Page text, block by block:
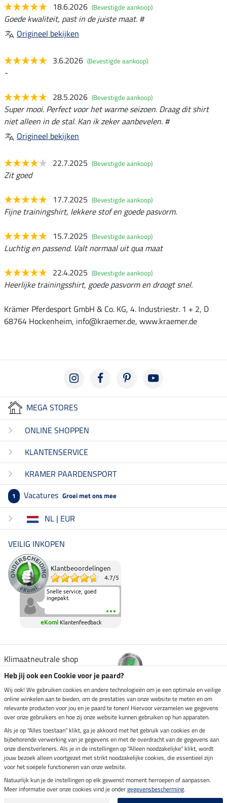
18.6.2026 (Bevestigde aankoop)
Goede kwaliteit, past in de juiste maat. #
Origineel bekijken
3.6.2026 (Bevestigde aankoop)
-
28.5.2026 (Bevestigde aankoop)
Super mooi. Perfect voor het warme seizoen. Draag dit shirt
niet alleen in de stal. Kan ik zeker aanbevelen. #
Origineel bekijken
22.7.2025 (Bevestigde aankoop)
Zit goed
17.7.2025 (Bevestigde aankoop)
Fijne trainingshirt, lekkere stof en goede pasvorm.
15.7.2025 (Bevestigde aankoop)
Luchtig en passend. Valt normaal uit qua maat
22.4.2025 (Bevestigde aankoop)
Heerlijke trainingsshirt, goede pasvorm en droogt snel.
Krämer Pferdesport GmbH & Co. KG, 4. Industriestr. 1 + 2, D
68764 Hockenheim, info@kraemer.de, www.kraemer.de
MEGA STORES
ONLINE SHOPPEN
KLANTENSERVICE
KRAMER PAARDENSPORT
1 Vacatures Groei met ons mee
NL | EUR
VEILIG INKOPEN
Klantbeoordelingen
4.7/5
Snelle service, goed
ingepakt.
eKomi Klantenfeedback
Klimaatneutrale shop
Verzending per
Veilig betalen met
Impressum
Laatste update op 08.08.2026 om 06:59 uur
Heb jij ook een Cookie voor je paard?
Wij ook! We gebruiken cookies en andere technologieën om je een optimale en veilige
online winkelen aan te bieden, om de prestaties van onze website te meten en om
relevante producten voor jou en je paard te tonen! Hiervoor verzamelen we gegevens
over onze gebruikers en hoe zij onze website kunnen gebruiken op hun apparaten.
Als je op "Alles toestaan" klikt, ga je akkoord met het gebruik van cookies en de
bijbehorende verwerking van je gegevens en met de overdracht van de gegevens aan
onze dienstverleners. Als je in de instellingen op "Alleen noodzakelijke" klikt, wordt
jouw bezoek alleen voortgezet met strikt noodzakelijke cookies, die essentieel zijn
voor het soepele functioneren van onze website.
Natuurlijk kun je de instellingen op elk gewenst moment herroepen of aanpassen.
Meer informatie over onze cookies vind je ondergegevensbescherming.